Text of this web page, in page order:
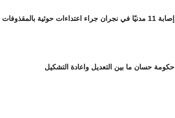
إصابة 11 مدنيًا في نجران جراء اعتداءات حوثية بالمقذوفات العشوائية
حكومة حسان ما بين التعديل واعادة التشكيل